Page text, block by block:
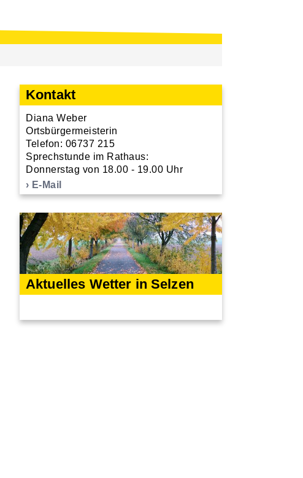
Kontakt
Diana Weber
Ortsbürgermeisterin
Telefon: 06737 215
Sprechstunde im Rathaus:
Donnerstag von 18.00 - 19.00 Uhr
E-Mail
Aktuelles Wetter in Selzen